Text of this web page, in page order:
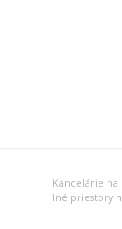
Kancelárie na
Iné priestory